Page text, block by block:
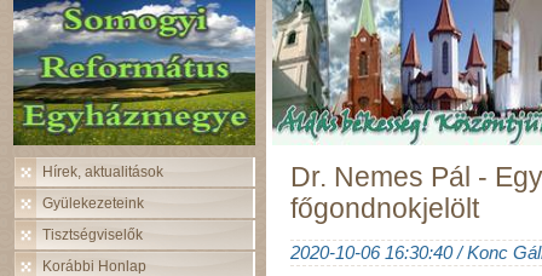
Hírek, aktualitások
Gyülekezeteink
Tisztségviselők
Korábbi Honlap
Dr. Nemes Pál -
főgondnokjelölt
2020-10-06 16:30:40 / Konc